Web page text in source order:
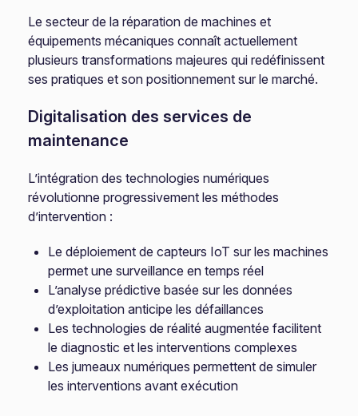
Le secteur de la réparation de machines et
équipements mécaniques connaît actuellement
plusieurs transformations majeures qui redéfinissent
ses pratiques et son positionnement sur le marché.
Digitalisation des services de
maintenance
L’intégration des technologies numériques
révolutionne progressivement les méthodes
d’intervention :
Le déploiement de capteurs IoT sur les machines
permet une surveillance en temps réel
L’analyse prédictive basée sur les données
d’exploitation anticipe les défaillances
Les technologies de réalité augmentée facilitent
le diagnostic et les interventions complexes
Les jumeaux numériques permettent de simuler
les interventions avant exécution